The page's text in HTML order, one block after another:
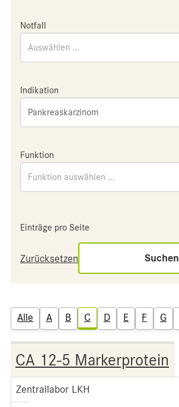
Notfall
Auswählen ...
Indikation
Pankreaskarzinom
Funktion
Funktion auswählen ...
Einträge pro Seite
Zurücksetzen Suchen
Alle A B C D E F G
CA 12-5 Markerprotein
Zentrallabor LKH